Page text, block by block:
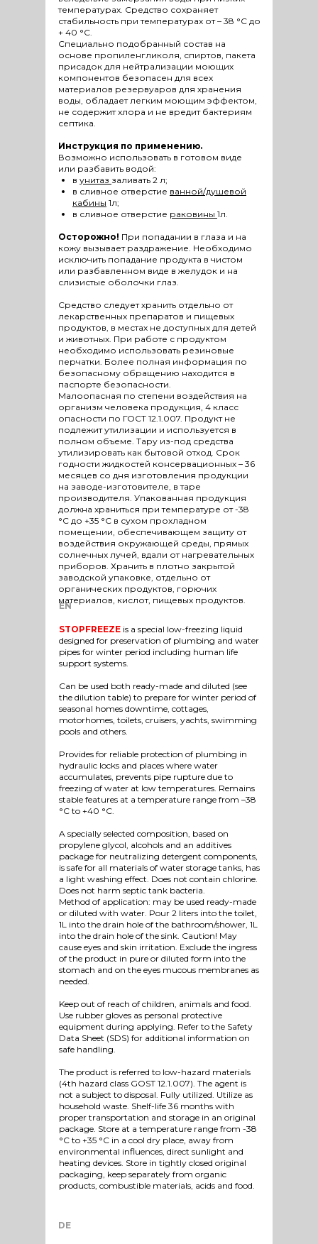
температурах. Средство сохраняет
стабильность при температурах от – 38 °С до
+ 40 °С.
Специально подобранный состав на
основе пропиленгликоля, спиртов, пакета
присадок для нейтрализации моющих
компонентов безопасен для всех
материалов резервуаров для хранения
воды, обладает легким моющим эффектом,
не содержит хлора и не вредит бактериям
септика.
Инструкция по применению.
Возможно использовать в готовом виде
или разбавить водой:
в унитаз заливать 2 л;
в сливное отверстие ванной/душевой
кабины 1л;
в сливное отверстие раковины 1л.
Осторожно! При попадании в глаза и на
кожу вызывает раздражение. Необходимо
исключить попадание продукта в чистом
или разбавленном виде в желудок и на
слизистые оболочки глаз.
Средство следует хранить отдельно от
лекарственных препаратов и пищевых
продуктов, в местах не доступных для детей
и животных. При работе с продуктом
необходимо использовать резиновые
перчатки. Более полная информация по
безопасному обращению находится в
паспорте безопасности.
Малоопасная по степени воздействия на
организм человека продукция, 4 класс
опасности по ГОСТ 12.1.007. Продукт не
подлежит утилизации и используется в
полном объеме. Тару из-под средства
утилизировать как бытовой отход. Срок
годности жидкостей консервационных – 36
месяцев со дня изготовления продукции
на заводе-изготовителе, в таре
производителя. Упакованная продукция
должна храниться при температуре от -38
°С до +35 °С в сухом прохладном
помещении, обеспечивающем защиту от
воздействия окружающей среды, прямых
солнечных лучей, вдали от нагревательных
приборов. Хранить в плотно закрытой
заводской упаковке, отдельно от
органических продуктов, горючих
материалов, кислот, пищевых продуктов.
STOPFREEZE is a special low-freezing liquid
designed for preservation of plumbing and water
pipes for winter period including human life
support systems.
Can be used both ready-made and diluted (see
the dilution table) to prepare for winter period of
seasonal homes downtime, cottages,
motorhomes, toilets, cruisers, yachts, swimming
pools and others.
Provides for reliable protection of plumbing in
hydraulic locks and places where water
accumulates, prevents pipe rupture due to
freezing of water at low temperatures. Remains
stable features at a temperature range from –38
°C to +40 °C.
A specially selected composition, based on
propylene glycol, alcohols and an additives
package for neutralizing detergent components,
is safe for all materials of water storage tanks, has
a light washing effect. Does not contain chlorine.
Does not harm septic tank bacteria.
Method of application: may be used ready-made
or diluted with water. Pour 2 liters into the toilet,
1L into the drain hole of the bathroom/shower, 1L
into the drain hole of the sink. Caution! May
cause eyes and skin irritation. Exclude the ingress
of the product in pure or diluted form into the
stomach and on the eyes mucous membranes as
needed.
Keep out of reach of children, animals and food.
Use rubber gloves as personal protective
equipment during applying. Refer to the Safety
Data Sheet (SDS) for additional information on
safe handling.
The product is referred to low-hazard materials
(4th hazard class GOST 12.1.007). The agent is
not a subject to disposal. Fully utilized. Utilize as
household waste. Shelf-life 36 months with
proper transportation and storage in an original
package. Store at a temperature range from -38
°C to +35 °C in a cool dry place, away from
environmental influences, direct sunlight and
heating devices. Store in tightly closed original
packaging, keep separately from organic
products, combustible materials, acids and food.
EN
DE